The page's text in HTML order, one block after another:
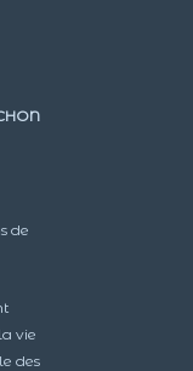
de
vie
des